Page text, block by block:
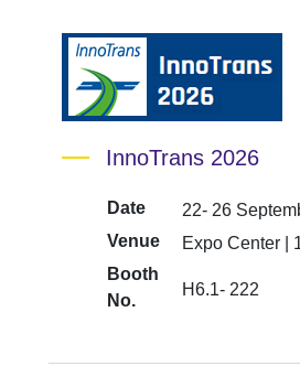
InnoTrans 2026
Date
22- 26
Venue
Expo Center |
Booth
No.
H6.1- 222